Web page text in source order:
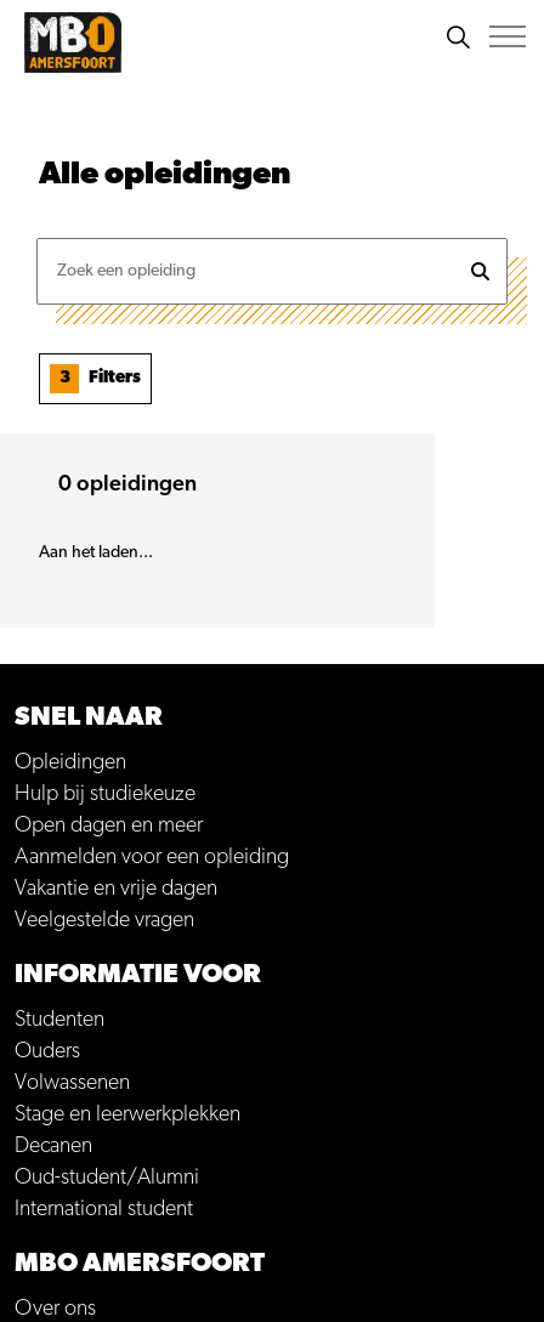
Alleopleidingen
3 Filters
0 opleidingen
Aan het laden...
SNEL NAAR
Opleidingen
Hulp bij studiekeuze
Open dagen en meer
Aanmelden voor een opleiding
Vakantie en vrije dagen
Veelgestelde vragen
INFORMATIE VOOR
Studenten
Ouders
Volwassenen
Stage en leerwerkplekken
Decanen
Oud-student/Alumni
International student
MBO AMERSFOORT
Over ons